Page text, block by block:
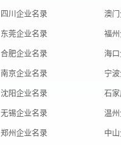
四川企业名录 澳
东莞企业名录 福
合肥企业名录 海
南京企业名录 宁
沈阳企业名录 石
无锡企业名录 温
郑州企业名录 中